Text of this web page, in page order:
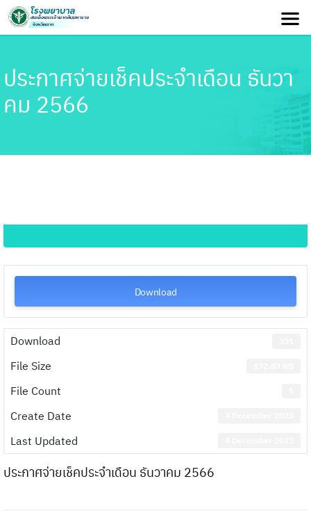
ประกาศจ่ายเช็คประจำเดือน ธันวา
คม 2566
Download
Download
File Size
File Count
Create Date
Last Updated
ประกาศจ่ายเช็คประจำเดือน ธันวาคม 2566